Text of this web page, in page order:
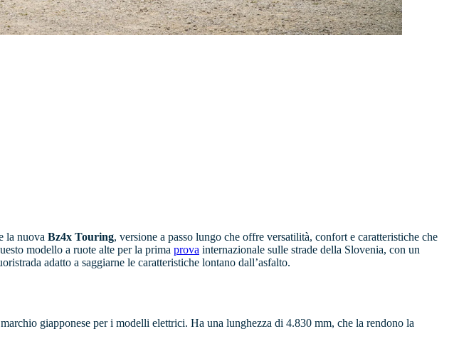
la nuova Bz4x Touring, versione a passo lungo che offre versatilità, confort e caratteristiche che
modello a ruote alte per la prima prova internazionale sulle strade della Slovenia, con un
adatto a saggiarne le caratteristiche lontano dall’asfalto.
giapponese per i modelli elettrici. Ha una lunghezza di 4.830 mm, che la rendono la